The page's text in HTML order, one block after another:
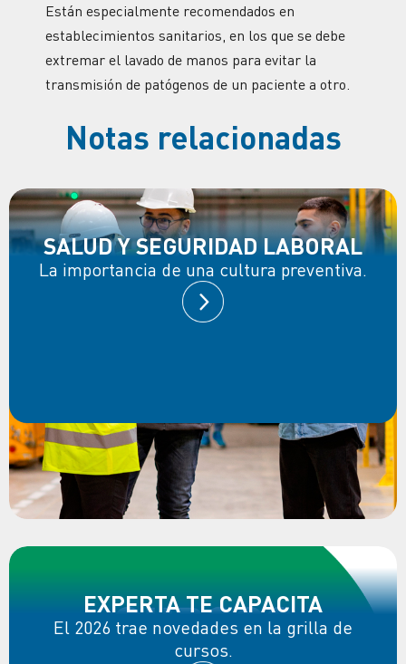
Están especialmente recomendados en
establecimientos sanitarios, en los que se debe
extremar el lavado de manos para evitar la
transmisión de patógenos de un paciente a otro.
Notas relacionadas
SALUD Y SEGURIDAD LABORAL
La importancia de una cultura preventiva.
EXPERTA TE CAPACITA
El 2026 trae novedades en la grilla de
cursos.